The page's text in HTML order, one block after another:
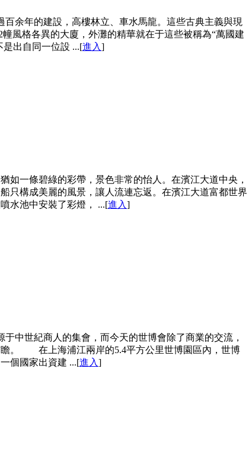
余年的建設，高樓林立、車水馬龍。這些古典主義與現
格各異的大廈，外灘的精華就在于這些被稱為“萬國建
出自同一位設 ...[進入]
如一條碧綠的彩帶，景色非常的怡人。在濱江大道中央，
只構成美麗的風景，讓人流連忘返。在濱江大道富都世界
水池中安裝了彩燈， ...[進入]
中世紀商人的集會，而今天的世博會除了商業的交流，
瞻。 在上海浦江兩岸的5.4平方公里世博園區內，世博
個國家出資建 ...[進入]